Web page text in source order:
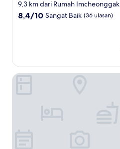
bintang
3.0
9,3 km dari Rumah Imcheonggak
8.4
ulasan)
8,4/10 Sangat Baik (36 ulasan)
Rakkojae Hahoe Hanok Hotel